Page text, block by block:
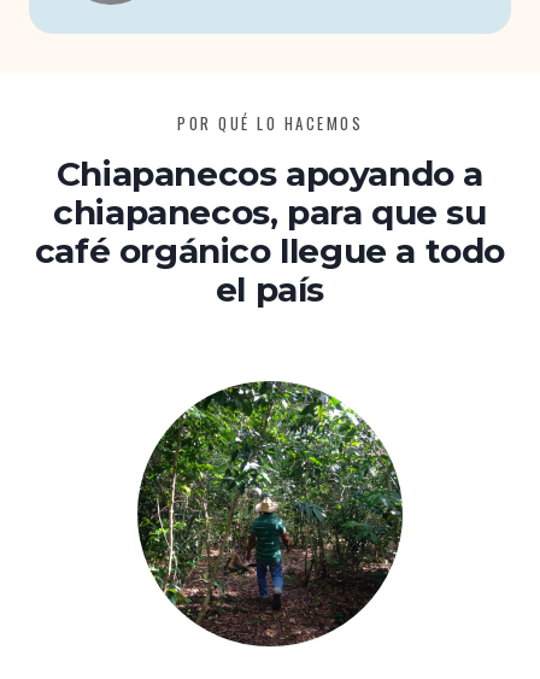
POR QUÉ LO HACEMOS
Chiapanecos apoyando a
chiapanecos, para que su
café orgánico llegue a todo
el país